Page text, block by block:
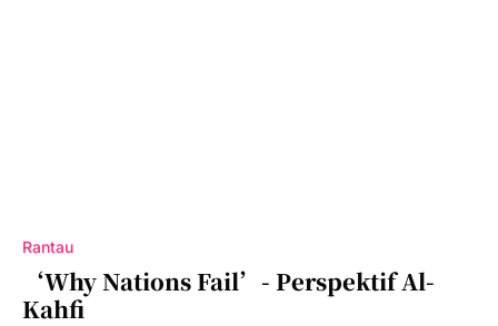
Rantau
‘Why Nations Fail’- Perspektif Al-
Kahfi